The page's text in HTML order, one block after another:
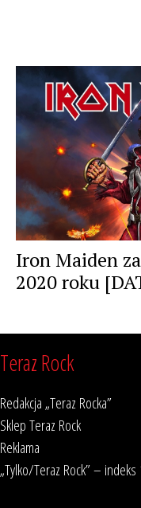
Iron Maiden
2020 roku
Teraz Rock
Redakcja „Teraz Rocka”
Sklep Teraz Rock
Reklama
„Tylko/Teraz Rock” –